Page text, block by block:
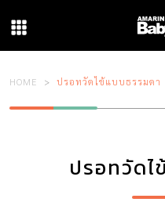
HOME ปรอทวัดไข้แบบธรรมดา
ปรอทวัดไ